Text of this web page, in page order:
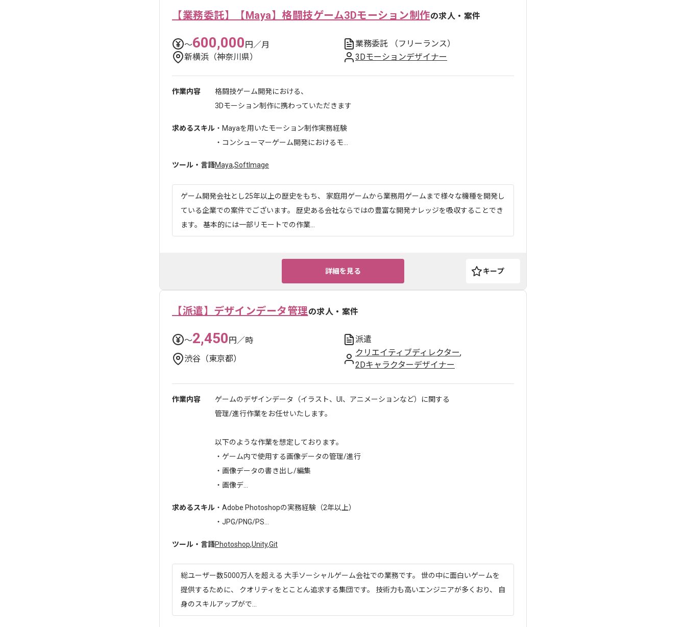
【業務委託】【Maya】格闘技ゲーム3Dモーション制作の求人・案件
〜600,000円／月 業務委託
（フリーランス）
新横浜（神奈川県）
3Dモーションデザイナー
作業内容
格闘技ゲーム開発における、
3Dモーション制作に携わっていただきます
求めるスキル ・Mayaを用いたモーション制作実務経験
・コンシューマーゲーム開発におけるモ...
ツール・言語Maya,SoftImage
ゲーム開発会社とし25年以上の歴史をもち、 家庭用ゲームから業務用ゲームまで様々な機種を開発し
ている企業での案件でございます。 歴史ある会社ならではの豊富な開発ナレッジを吸収することでき
ます。 基本的には一部リモートでの作業...
詳細を見る キープ
【派遣】デザインデータ管理の求人・案件
〜2,450円／時
派遣
渋谷（東京都）
クリエイティブディレクター,
2Dキャラクターデザイナー
作業内容
ゲームのデザインデータ（イラスト、UI、アニメーションなど）に関する
管理/進行作業をお任せいたします。
以下のような作業を想定しております。
・ゲーム内で使用する画像データの管理/進行
・画像データの書き出し/編集
・画像デ...
求めるスキル ・Adobe Photoshopの実務経験（2年以上）
・JPG/PNG/PS...
ツール・言語Photoshop,Unity,Git
総ユーザー数5000万人を超える 大手ソーシャルゲーム会社での業務です。 世の中に面白いゲームを
提供するために、 クオリティをとことん追求する集団です。 技術力も高いエンジニアが多くおり、 自
身のスキルアップがで...